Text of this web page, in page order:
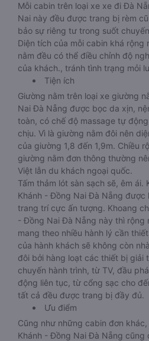
Mỗi cabin trên loại xe xe đi Đà
Nai này đều được trang bị rèm
bảo sự riêng tư trong suốt
Diện tích của mỗi cabin khá rộng
nằm đều có thể điều chỉnh độ
của khách., tránh tình trạng mỏi
Tiện ích
Giường nằm trên loại xe giường
Nai Đà Nẵng được bọc da xịn,
toàn, có chế độ massage tự
chịu. Vì là giường nằm đôi nên
của giường 1,8 đến 1,9m. Chiều
giường nằm đơn thông thường
Việt lẫn du khách ngoại quốc.
Tấm thảm lót sàn sạch sẽ, êm ái.
Khánh - Đồng Nai Đà Nẵng được
trang trí cực ấn tượng. Khoang
- Đồng Nai Đà Nẵng này thì rộng
mang theo nhiều hành lý cần
của hành khách sẽ không còn
đôi bởi hàng loạt các thiết bị giải
chuyến hành trình, từ TV, đầu
động liên tục, từ cổng sạc cho
tất cả đều được trang bị đầy đủ.
Ưu điểm
Cũng như những cabin đơn
Khánh - Đồng Nai Đà Nẵng